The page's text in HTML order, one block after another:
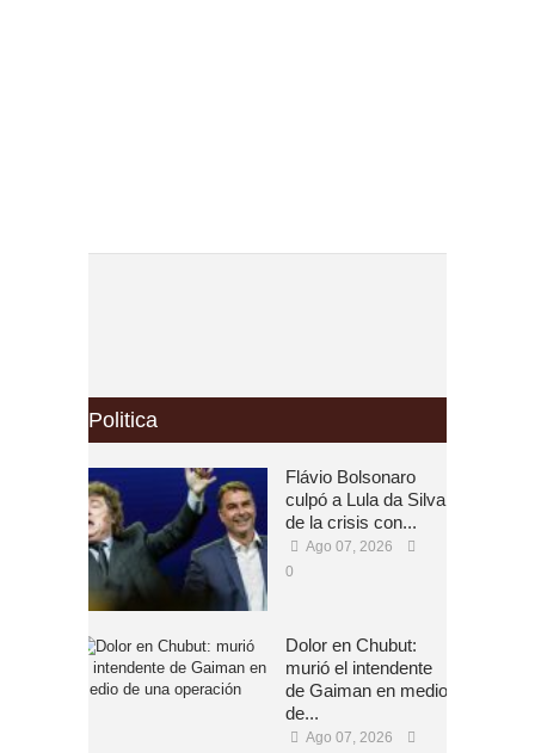
Politica
Flávio Bolsonaro
culpó a Lula da Silva
de la crisis con...
Ago 07, 2026
0
Dolor en Chubut:
murió el intendente
de Gaiman en medio
de...
Ago 07, 2026